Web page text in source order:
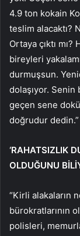
4.9 ton kokain
teslim alacaktı?
Ortaya çıktı
bireyleri
durmuşsun.
dolaşıyor. Senin
geçen sene
doğrudur dedin.”
‘RAHATSIZLIK
OLDUĞUNU
“Kirli alakaların
bürokratlarının
polisleri,